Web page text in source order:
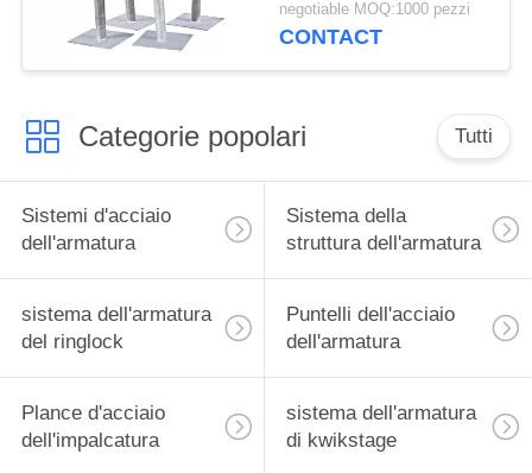
m. del puntello
negotiable MOQ:1000 pezzi
CONTACT
Categorie popolari Tutti
Sistemi d'acciaio
dell'armatura
Sistema della
struttura dell'armatura
sistema dell'armatura
del ringlock
Puntelli dell'acciaio
dell'armatura
Plance d'acciaio
dell'impalcatura
sistema dell'armatura
di kwikstage